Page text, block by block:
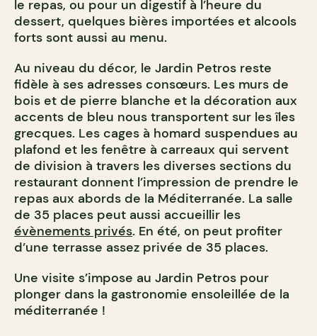
le repas, ou pour un digestif à l’heure du
dessert, quelques bières importées et alcools
forts sont aussi au menu.
Au niveau du décor, le Jardin Petros reste
fidèle à ses adresses consœurs. Les murs de
bois et de pierre blanche et la décoration aux
accents de bleu nous transportent sur les îles
grecques. Les cages à homard suspendues au
plafond et les fenêtre à carreaux qui servent
de division à travers les diverses sections du
restaurant donnent l’impression de prendre le
repas aux abords de la Méditerranée. La salle
de 35 places peut aussi accueillir les
évènements privés. En été, on peut profiter
d’une terrasse assez privée de 35 places.
Une visite s’impose au Jardin Petros pour
plonger dans la gastronomie ensoleillée de la
méditerranée !